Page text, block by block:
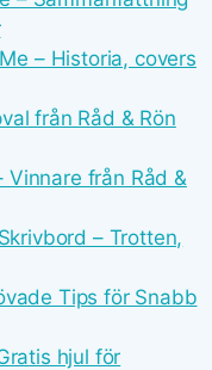
– Historia, covers
från Råd & Rön
Vinnare från Råd &
– Trotten,
Tips för Snabb
hjul för